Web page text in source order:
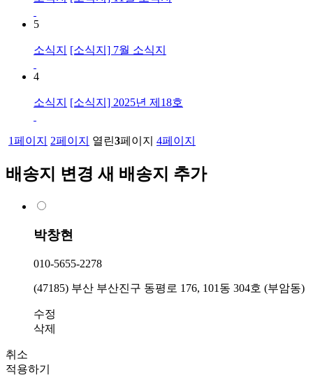
5
소식지 [소식지] 7월 소식지
4
소식지 [소식지] 2025년 제18호
1페이지 2페이지 열린3페이지 4페이지
배송지 변경 새 배송지 추가
박창현
010-5655-2278
(47185) 부산 부산진구 동평로 176, 101동 304호 (부암동)
수정
삭제
취소
적용하기